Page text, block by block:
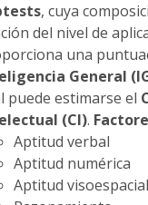
, cuya
del nivel de
una
General
puede estimarse el
(CI).
Aptitud verbal
Aptitud numérica
Aptitud visoespacial